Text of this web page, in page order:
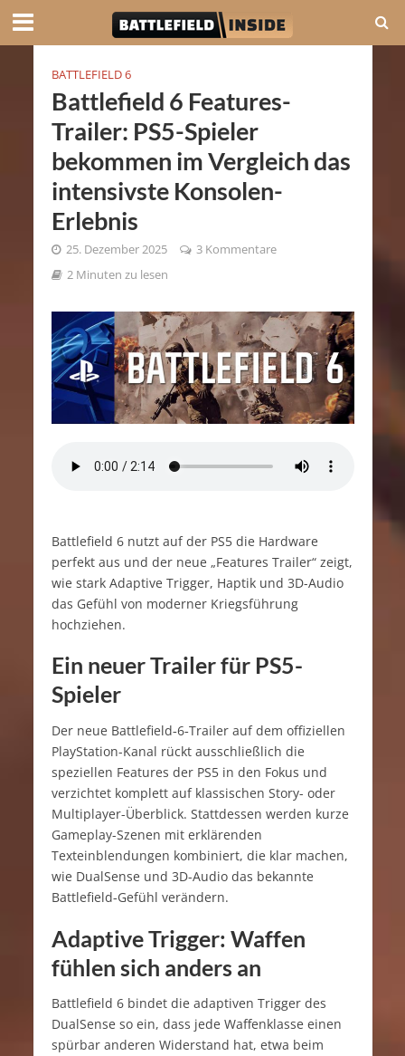
BATTLEFIELD 6
Battlefield 6 Features-
Trailer: PS5-Spieler
bekommen im Vergleich das
intensivste Konsolen-
Erlebnis
25. Dezember 2025
3 Kommentare
2 Minuten zu lesen
Battlefield 6 nutzt auf der PS5 die Hardware
perfekt aus und der neue „Features Trailer“ zeigt,
wie stark Adaptive Trigger, Haptik und 3D-Audio
das Gefühl von moderner Kriegsführung
hochziehen.
Ein neuer Trailer für PS5-
Spieler
Der neue Battlefield‑6‑Trailer auf dem offiziellen
PlayStation-Kanal rückt ausschließlich die
speziellen Features der PS5 in den Fokus und
verzichtet komplett auf klassischen Story- oder
Multiplayer-Überblick. Stattdessen werden kurze
Gameplay-Szenen mit erklärenden
Texteinblendungen kombiniert, die klar machen,
wie DualSense und 3D-Audio das bekannte
Battlefield‑Gefühl verändern.
Adaptive Trigger: Waffen
fühlen sich anders an
Battlefield 6 bindet die adaptiven Trigger des
DualSense so ein, dass jede Waffenklasse einen
spürbar anderen Widerstand hat, etwa beim